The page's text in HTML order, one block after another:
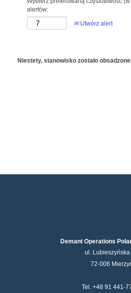
alertów:
Utwórz alert
Niestety, stanowisko zostało
Demant Operations
ul. Lubieszyńska
72-006
Tel. +48 91 441-